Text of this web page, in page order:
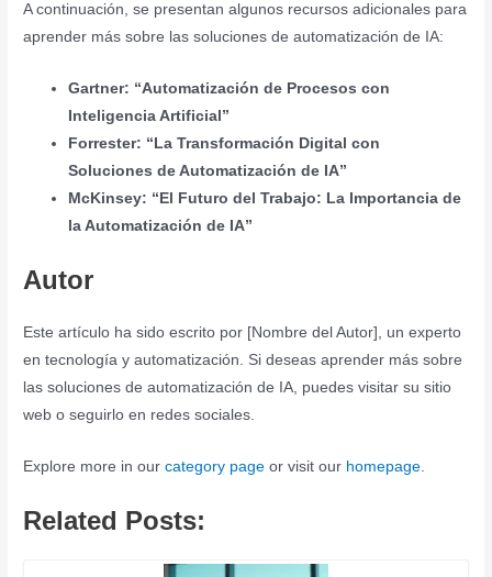
A continuación, se presentan algunos recursos adicionales para
aprender más sobre las soluciones de automatización de IA:
Gartner: “Automatización de Procesos con
Inteligencia Artificial”
Forrester: “La Transformación Digital con
Soluciones de Automatización de IA”
McKinsey: “El Futuro del Trabajo: La Importancia de
la Automatización de IA”
Autor
Este artículo ha sido escrito por [Nombre del Autor], un experto
en tecnología y automatización. Si deseas aprender más sobre
las soluciones de automatización de IA, puedes visitar su sitio
web o seguirlo en redes sociales.
Explore more in ourcategory page or visit our homepage
Related Posts: